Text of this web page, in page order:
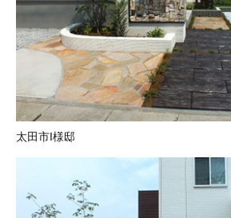
太田市I様邸